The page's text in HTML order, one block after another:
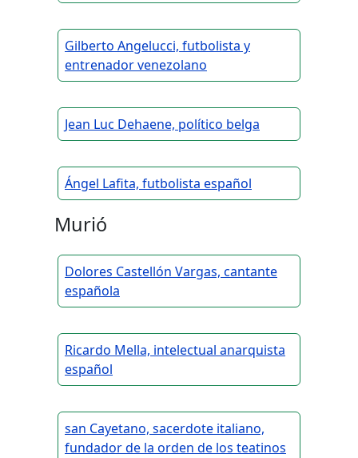
Gilberto Angelucci, futbolista y
entrenador venezolano
Jean Luc Dehaene, político belga
Ángel Lafita, futbolista español
Murió
Dolores Castellón Vargas, cantante
española
Ricardo Mella, intelectual anarquista
español
san Cayetano, sacerdote italiano,
fundador de la orden de los teatinos